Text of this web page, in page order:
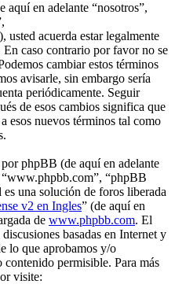
aquí en adelante “nosotros”,
acuerda estar legalmente
caso contrario por favor no se
cambiar estos términos
avisarle, sin embargo sería
periódicamente. Seguir
de esos cambios significa que
esos nuevos términos tal como
phpBB (de aquí en adelante
“phpBB
una solución de foros liberada
v2 en Ingles” (de aquí en
de www.phpbb.com. El
basadas en Internet y
lo que aprobamos y/o
contenido permisible. Para más
visite: